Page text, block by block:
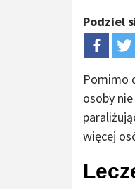
Podziel
Pomimo
osoby
więcej